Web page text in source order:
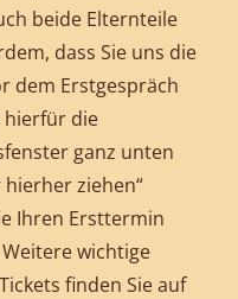
beide Elternteile
dass Sie uns die
dem Erstgespräch
hierfür die
ganz unten
ziehen“
Ihren Ersttermin
wichtige
finden Sie auf